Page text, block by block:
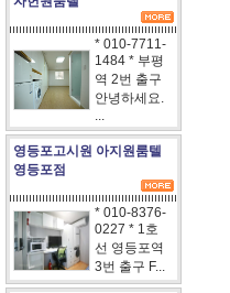
* 010-7711-
1484 * 부평
역 2번 출구
안녕하세요.
...
영등포고시원 아지원룸텔
영등포점
* 010-8376-
0227 * 1호
선 영등포역
3번 출구 F...